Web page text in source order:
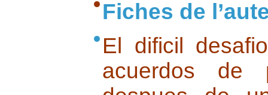
Fiches de
El dificil
acuerdos de